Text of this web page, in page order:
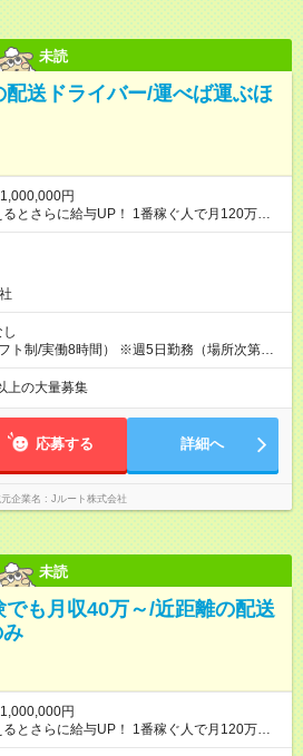
未読
配送ドライバー/運べば運ぶほ
円
とさらに給与UP！ 1番稼ぐ人で月120万ほ
イメージ＞ ■月収50万
在住)※元建築関係 1日150個配達×25日勤務
ト制/実働8時間） ※週5日勤務（場所次第で
達状況によって時間外での勤務可能性有り ※
後あり ※配達が完了次第、帰社OKです
上の大量募集
応募する 詳細へ
企業名 Jルート株式会社
未読
でも月収40万～/近距離の配送
円
とさらに給与UP！ 1番稼ぐ人で月120万ほ